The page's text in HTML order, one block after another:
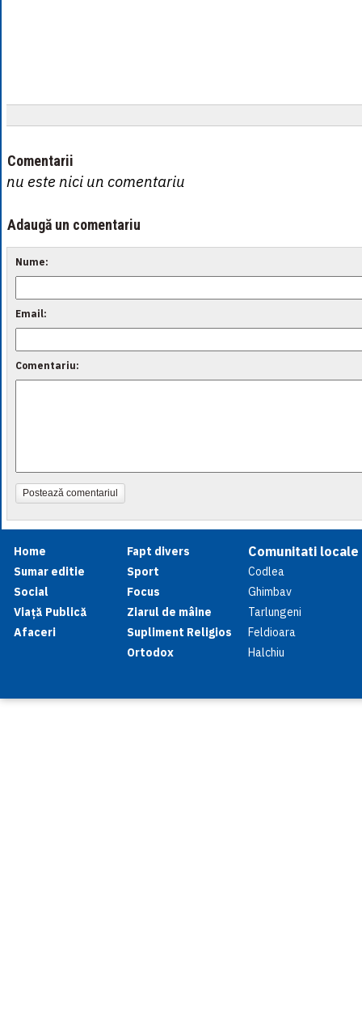
Comentarii
nu este nici un comentariu
Adaugă un comentariu
Nume:
Email:
Comentariu:
Postează comentariul
Home
Sumar editie
Social
Viață Publică
Afaceri
Fapt divers
Sport
Focus
Ziarul de mâine
Supliment Religios
Ortodox
Comunitati locale
Codlea
Ghimbav
Tarlungeni
Feldioara
Halchiu